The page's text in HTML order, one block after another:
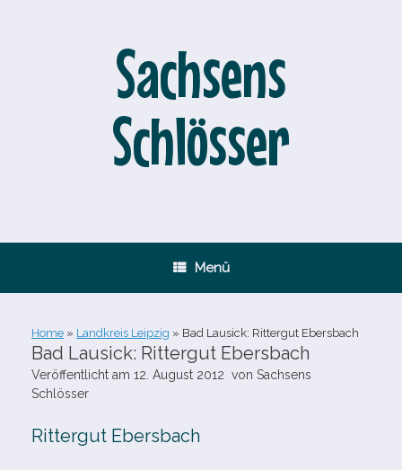
Sachsens
Schlösser
Menü
Home » Landkreis Leipzig » Bad Lausick: Rittergut Ebersbach
Bad Lausick: Rittergut Ebersbach
Veröffentlicht am 12. August 2012 von Sachsens
Schlösser
Rittergut Ebersbach